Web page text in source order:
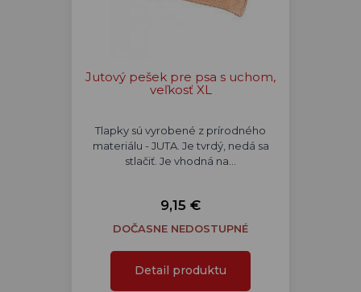
Jutový pešek pre psa s uchom,
veľkosť XL
Tlapky sú vyrobené z prírodného
materiálu - JUTA. Je tvrdý, nedá sa
stlačiť. Je vhodná na…
9,15 €
DOČASNE NEDOSTUPNÉ
Detail produktu